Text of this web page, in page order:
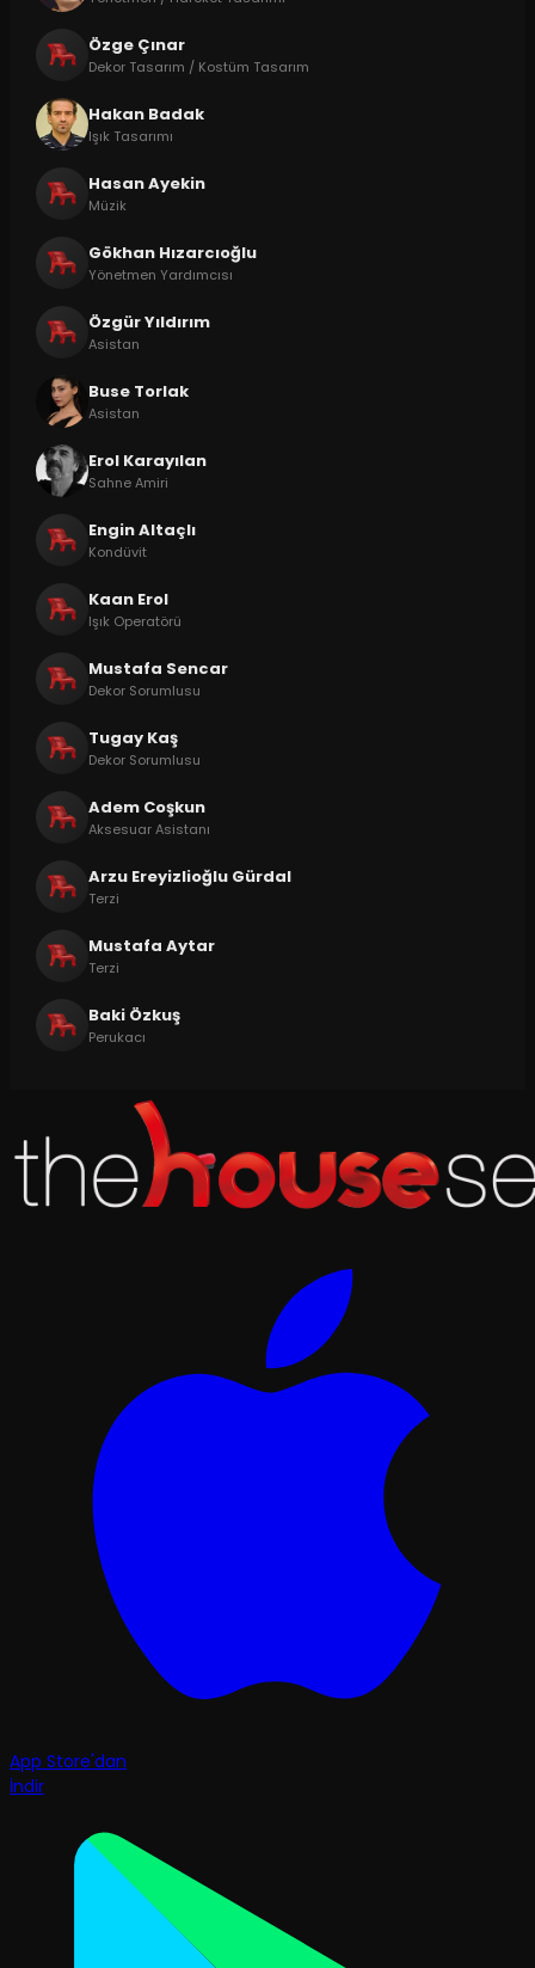
Özge Çınar
Dekor Tasarım / Kostüm Tasarım
Hakan Badak
Işık Tasarımı
Hasan Ayekin
Müzik
Gökhan Hızarcıoğlu
Yönetmen Yardımcısı
Özgür Yıldırım
Asistan
Buse Torlak
Asistan
Erol Karayılan
Sahne Amiri
Engin Altaçlı
Kondüvit
Kaan Erol
Işık Operatörü
Mustafa Sencar
Dekor Sorumlusu
Tugay Kaş
Dekor Sorumlusu
Adem Coşkun
Aksesuar Asistanı
Arzu Ereyizlioğlu Gürdal
Terzi
Mustafa Aytar
Terzi
Baki Özkuş
Perukacı
App Store'dan
İndir